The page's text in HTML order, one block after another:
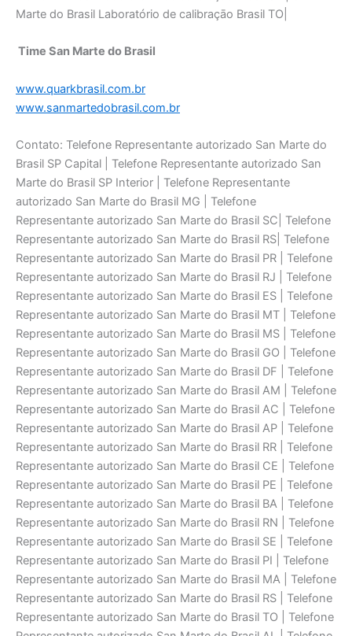
Time San Marte do Brasil
www.quarkbrasil.com.br
www.sanmartedobrasil.com.br
Contato: Telefone Representante autorizado San Marte do
Brasil SP Capital | Telefone Representante autorizado San
Marte do Brasil SP Interior | Telefone Representante
autorizado San Marte do Brasil MG | Telefone
Representante autorizado San Marte do Brasil SC| Telefone
Representante autorizado San Marte do Brasil RS| Telefone
Representante autorizado San Marte do Brasil PR | Telefone
Representante autorizado San Marte do Brasil RJ | Telefone
Representante autorizado San Marte do Brasil ES | Telefone
Representante autorizado San Marte do Brasil MT | Telefone
Representante autorizado San Marte do Brasil MS | Telefone
Representante autorizado San Marte do Brasil GO | Telefone
Representante autorizado San Marte do Brasil DF | Telefone
Representante autorizado San Marte do Brasil AM | Telefone
Representante autorizado San Marte do Brasil AC | Telefone
Representante autorizado San Marte do Brasil AP | Telefone
Representante autorizado San Marte do Brasil RR | Telefone
Representante autorizado San Marte do Brasil CE | Telefone
Representante autorizado San Marte do Brasil PE | Telefone
Representante autorizado San Marte do Brasil BA | Telefone
Representante autorizado San Marte do Brasil RN | Telefone
Representante autorizado San Marte do Brasil SE | Telefone
Representante autorizado San Marte do Brasil PI | Telefone
Representante autorizado San Marte do Brasil MA | Telefone
Representante autorizado San Marte do Brasil RS | Telefone
Representante autorizado San Marte do Brasil TO | Telefone